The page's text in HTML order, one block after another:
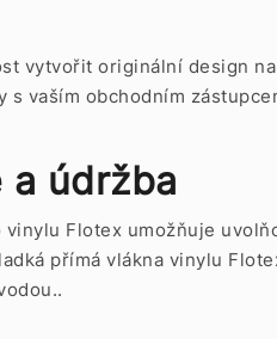
vytvořit originální design
s vaším obchodním
údržba
Flotex umožňuje
přímá vlákna vinylu